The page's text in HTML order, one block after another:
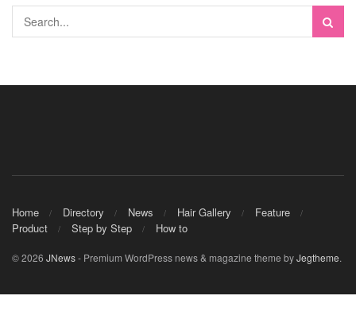
Home Directory News Hair Gallery
Feature
Product
Step by Step How to
© 2026 JNews- Premium WordPress news & magazine theme byJegtheme.